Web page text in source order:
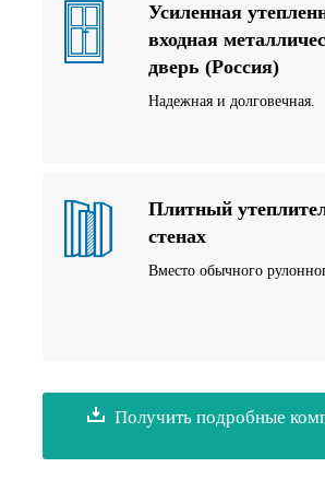
Усиленная
входная
дверь (Россия)
Надежная и долговечная.
Плитный
стенах
Вместо обычного
Получить подробные